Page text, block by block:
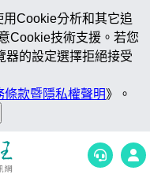
Cookie分析和其它追
Cookie技術支援。若您
器的設定選擇拒絕接受
款暨隱私權聲明》。